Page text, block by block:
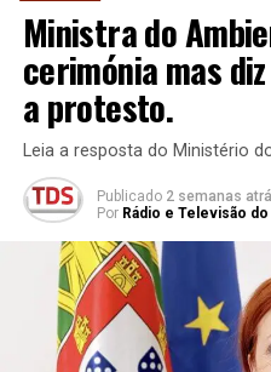
Ministra do
cerimónia mas
a protesto.
Leia a resposta do Ministério
Publicado 2 semanas
Por Rádio e Televisão do